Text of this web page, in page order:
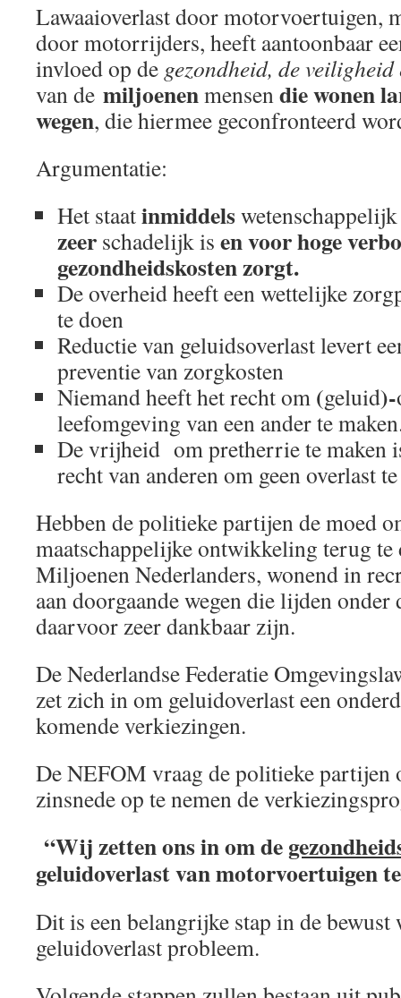
Lawaaioverlast door motorvoertuigen,
door motorrijders, heeft aantoonbaar
invloed op de gezondheid, de
van de miljoenenmensendie wonen
wegen, die hiermee geconfronteerd
Argumentatie:
Het staatinmiddels
zeer schadelijk is en voor hoge
gezondheidskosten zorgt.
De overheid heeft een wettelijke
te doen
Reductie van geluidsoverlast levert
preventie van zorgkosten
Niemand heeft het recht om (geluid)-
leefomgeving van een ander te
De vrijheid om pretherrie te maken
recht van anderen om geen overlast
Hebben de politieke partijen de moed
maatschappelijke ontwikkeling terug te
Miljoenen Nederlanders, wonend in
aan doorgaande wegen die lijden onder
daarvoor zeer dankbaar zijn.
De Nederlandse Federatie
zet zich in om geluidoverlast een
komende verkiezingen.
De NEFOM vraag de politieke partijen
zinsnede op te nemen de
“Wij zetten ons in om de
geluidoverlast van motorvoertuigen
Dit is een belangrijke stap in de bewust
geluidoverlast probleem.